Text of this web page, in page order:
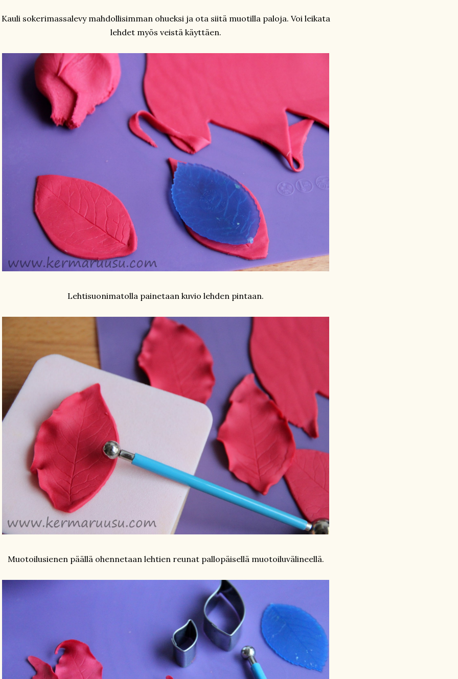
Kauli sokerimassalevy mahdollisimman ohueksi ja ota siitä muotilla paloja. Voi leikata
lehdet myös veistä käyttäen.
Lehtisuonimatolla painetaan kuvio lehden pintaan.
Muotoilusienen päällä ohennetaan lehtien reunat pallopäisellä muotoiluvälineellä.